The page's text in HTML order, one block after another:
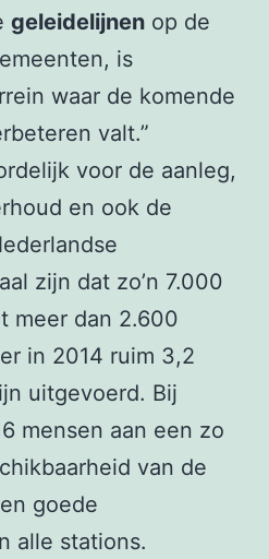
geleidelijnen op de
is
waar de komende
valt.”
voor de aanleg,
en ook de
zijn dat zo’n 7.000
meer dan 2.600
in 2014 ruim 3,2
uitgevoerd. Bij
mensen aan een zo
van de
goede
alle stations.